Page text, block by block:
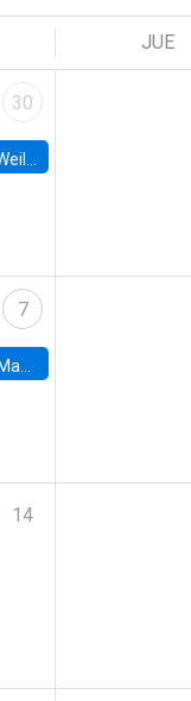
JUE
30
7
14